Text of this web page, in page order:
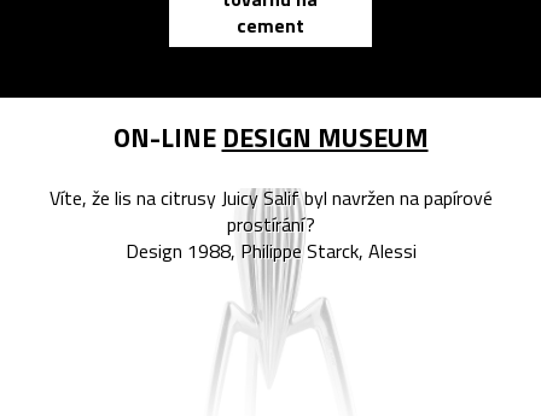
cement
ON-LINE DESIGN MUSEUM
Víte, že lis na citrusy Juicy Salif byl navržen na papírové
prostírání?
Design 1988, Philippe Starck, Alessi